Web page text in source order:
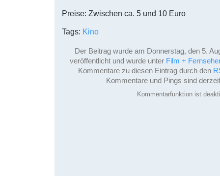
Preise: Zwischen ca. 5 und 10 Euro
Tags: Kino
Der Beitrag wurde am Donnerstag, den 5.
veröffentlicht und wurde unter Film +
Kommentare zu diesen Eintrag durch den
Kommentare und Pings sind
Kommentarfunktion ist